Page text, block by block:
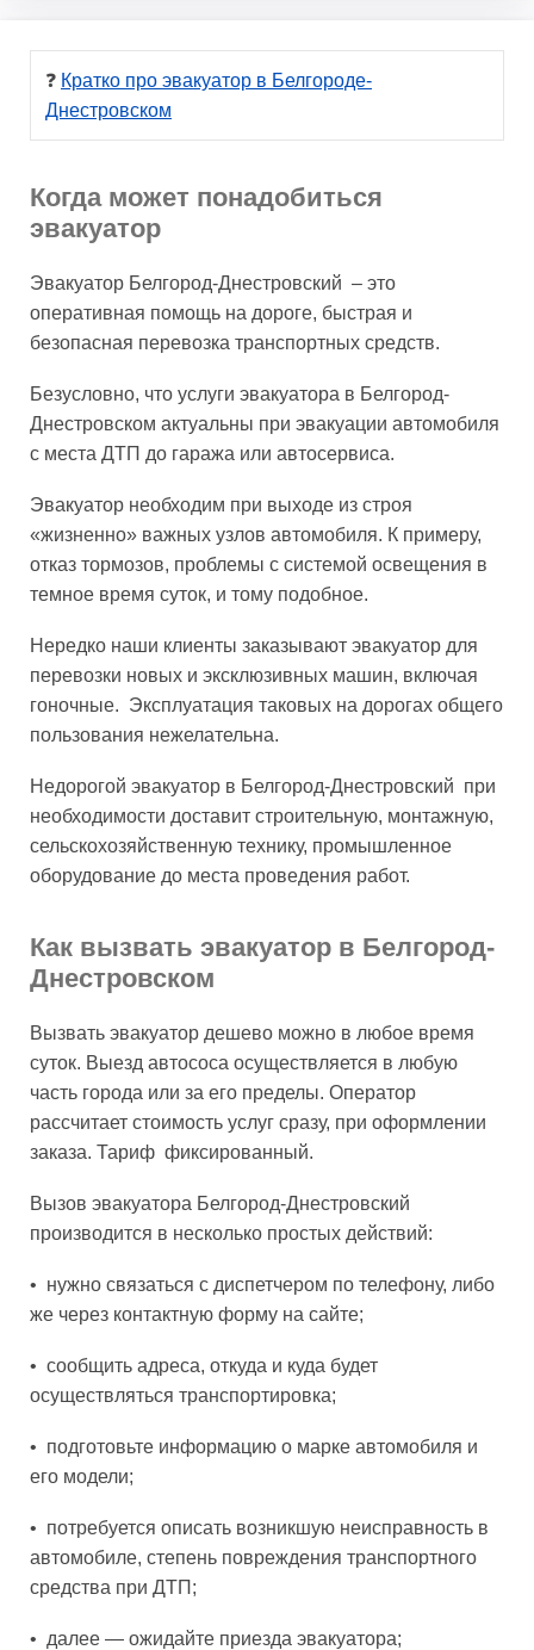
❓ Кратко про эвакуатор в Белгороде-
Днестровском
Когда может понадобиться
эвакуатор
Эвакуатор Белгород-Днестровский – это
оперативная помощь на дороге, быстрая и
безопасная перевозка транспортных средств.
Безусловно, что услуги эвакуатора в Белгород-
Днестровском актуальны при эвакуации автомобиля
с места ДТП до гаража или автосервиса.
Эвакуатор необходим при выходе из строя
«жизненно» важных узлов автомобиля. К примеру,
отказ тормозов, проблемы с системой освещения в
темное время суток, и тому подобное.
Нередко наши клиенты заказывают эвакуатор для
перевозки новых и эксклюзивных машин, включая
гоночные. Эксплуатация таковых на дорогах общего
пользования нежелательна.
Недорогой эвакуатор в Белгород-Днестровский при
необходимости доставит строительную, монтажную,
сельскохозяйственную технику, промышленное
оборудование до места проведения работ.
Как вызвать эвакуатор в Белгород-
Днестровском
Вызвать эвакуатор дешево можно в любое время
суток. Выезд автососа осуществляется в любую
часть города или за его пределы. Оператор
рассчитает стоимость услуг сразу, при оформлении
заказа. Тариф фиксированный.
Вызов эвакуатора Белгород-Днестровский
производится в несколько простых действий:
• нужно связаться с диспетчером по телефону, либо
же через контактную форму на сайте;
• сообщить адреса, откуда и куда будет
осуществляться транспортировка;
• подготовьте информацию о марке автомобиля и
его модели;
• потребуется описать возникшую неисправность в
автомобиле, степень повреждения транспортного
средства при ДТП;
• далее — ожидайте приезда эвакуатора;